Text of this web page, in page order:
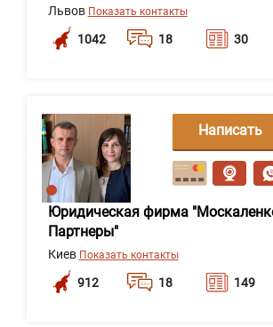
Львов Показать контакты
1042 18 30
Юридическая фирма
Партнеры"
Киев Показать контакты
912 18 149
Написать
сообщение